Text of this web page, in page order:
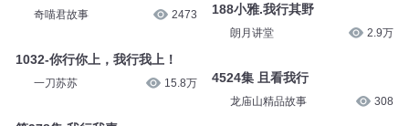
奇喵君故事 2473
1032-你行你上，我行我上！
一刀苏苏 15.8万
188小雅.我行其野
朗月讲堂 2.9万
4524集 且看我行
龙庙山精品故事 308